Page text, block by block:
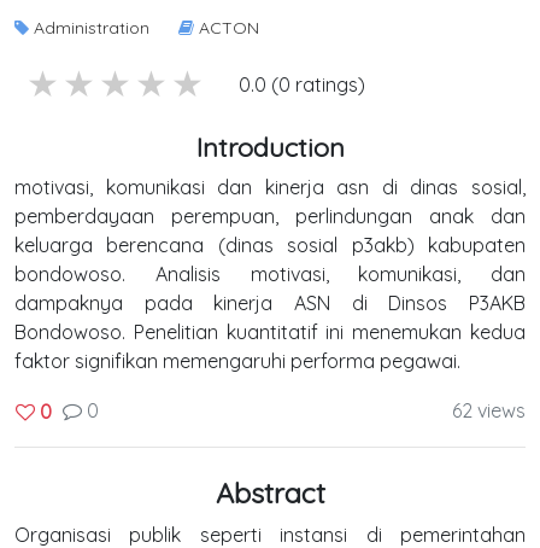
Administration ACTON
1 stars
2 stars
3 stars
4 stars
5 stars 0.0 (0 ratings)
Introduction
motivasi, komunikasi dan kinerja asn di dinas sosial,
pemberdayaan perempuan, perlindungan anak dan
keluarga berencana (dinas sosial p3akb) kabupaten
bondowoso. Analisis motivasi, komunikasi, dan
dampaknya pada kinerja ASN di Dinsos P3AKB
Bondowoso. Penelitian kuantitatif ini menemukan kedua
faktor signifikan memengaruhi performa pegawai.
0 0 62 views
Abstract
Organisasi publik seperti instansi di pemerintahan